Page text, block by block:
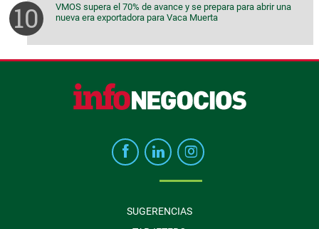
VMOS supera el 70% de avance y se prepara para abrir una
nueva era exportadora para Vaca Muerta
SUGERENCIAS